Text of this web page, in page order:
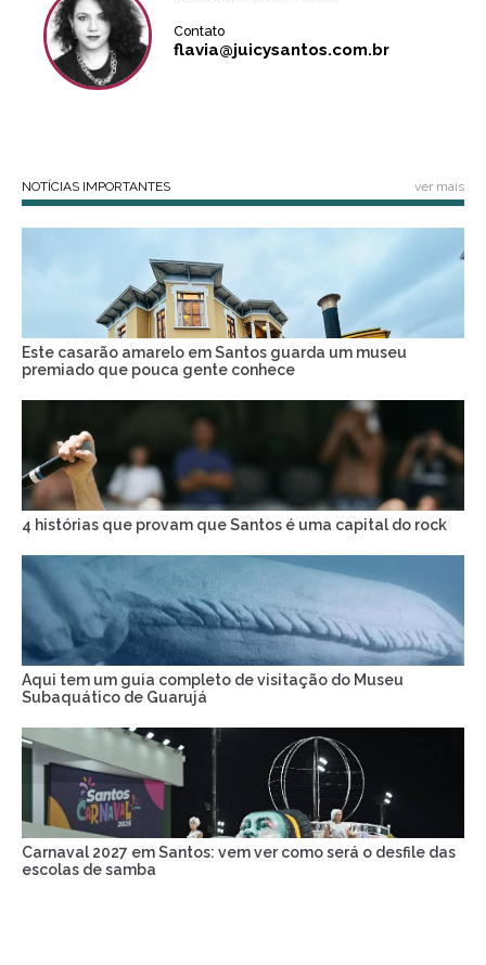
Contato
flavia@juicysantos.com.br
NOTÍCIAS IMPORTANTES ver mais
Este casarão amarelo em Santos guarda um museu
premiado que pouca gente conhece
4 histórias que provam que Santos é uma capital do rock
Aqui tem um guia completo de visitação do Museu
Subaquático de Guarujá
Carnaval 2027 em Santos: vem ver como será o desfile das
escolas de samba